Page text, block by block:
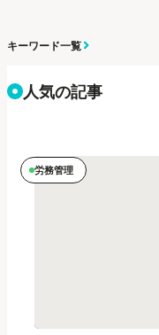
キーワード一覧
人気の記事
労務管理